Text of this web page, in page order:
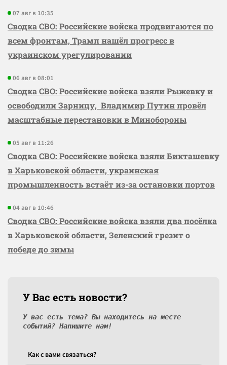
07 авг в 10:35
Сводка СВО: Российские войска продвигаются по
всем фронтам, Трамп нашёл прогресс в
украинском урегулировании
06 авг в 08:01
Сводка СВО: Российские войска взяли Рыжевку и
освободили Зарницу, Владимир Путин провёл
масштабные перестановки в Минобороны
05 авг в 11:26
Сводка СВО: Российские войска взяли Бикташевку
в Харьковской области, украинская
промышленность встаёт из-за остановки портов
04 авг в 10:46
Сводка СВО: Российские войска взяли два посёлка
в Харьковской области, Зеленский грезит о
победе до зимы
У Вас есть новости?
У вас есть тема? Вы находитесь на месте
событий? Напишите нам!
Как c вами связаться?